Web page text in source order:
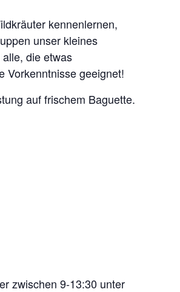
kennenlernen,
unser kleines
die etwas
Vorkenntnisse geeignet!
auf frischem Baguette.
zwischen 9-13:30 unter